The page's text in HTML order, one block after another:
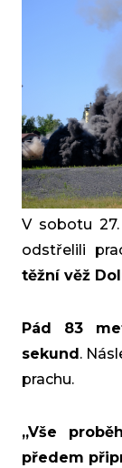
V sobotu
odstřelili
těžní věž
Pád 83
sekund.
prachu.
„Vše
předem